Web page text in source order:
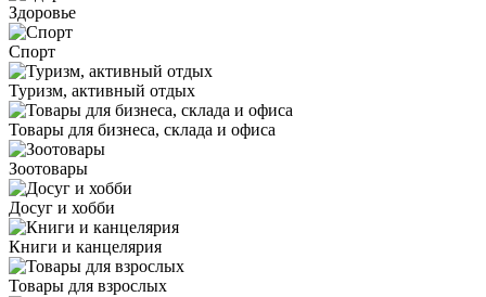
Здоровье
Спорт
Туризм, активный отдых
Товары для бизнеса, склада и офиса
Зоотовары
Досуг и хобби
Книги и канцелярия
Товары для взрослых